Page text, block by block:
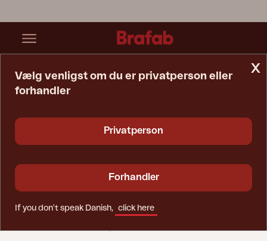
x
Vælg venligst om du er privatperson eller
forhandler
Privatperson
Forhandler
If you don't speak Danish, click here